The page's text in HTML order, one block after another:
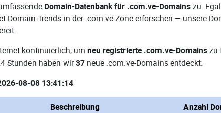
Domain-Datenbank für .com.ve-Domainszu.
Domain-Trends in der .com.ve-Zone erforschen — unsere
kontinuierlich, um neu registrierte .com.ve-Domainszu
Stunden haben wir37 neue .com.ve-Domains entdeckt.
08-08 13:41:14
Beschreibung Anzahl